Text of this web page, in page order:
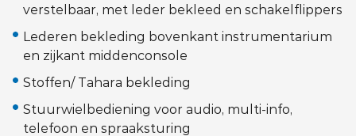
verstelbaar, met leder bekleed en schakelflippers
Lederen bekleding bovenkant instrumentarium
en zijkant middenconsole
Stoffen/ Tahara bekleding
Stuurwielbediening voor audio, multi-info,
telefoon en spraaksturing